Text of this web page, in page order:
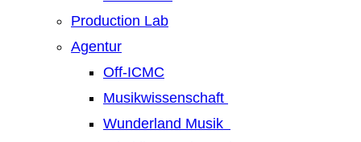
Production Lab
Agentur
Off-ICMC
Musikwissenschaft
Wunderland Musik